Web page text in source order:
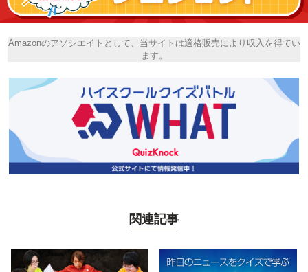
Amazonのアソシエイトとして、当サイトは適格販売により収入を得てい
ます。
関連記事